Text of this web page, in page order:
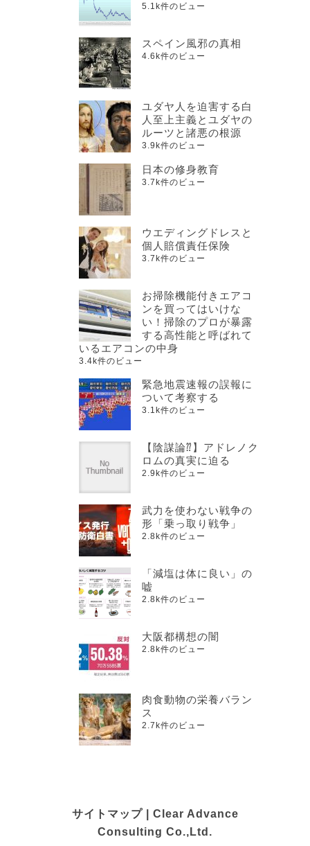
5.1k件のビュー
スペイン風邪の真相
4.6k件のビュー
ユダヤ人を迫害する白
人至上主義とユダヤの
ルーツと諸悪の根源
3.9k件のビュー
日本の修身教育
3.7k件のビュー
ウエディングドレスと
個人賠償責任保険
3.7k件のビュー
お掃除機能付きエアコ
ンを買ってはいけな
い！掃除のプロが暴露
する高性能と呼ばれて
いるエアコンの中身
3.4k件のビュー
緊急地震速報の誤報に
ついて考察する
3.1k件のビュー
【陰謀論⁇】アドレノク
ロムの真実に迫る
2.9k件のビュー
武力を使わない戦争の
形「乗っ取り戦争」
2.8k件のビュー
「減塩は体に良い」の
嘘
2.8k件のビュー
大阪都構想の闇
2.8k件のビュー
肉食動物の栄養バラン
ス
2.7k件のビュー
サイトマップ | Clear Advance
Consulting Co.,Ltd.